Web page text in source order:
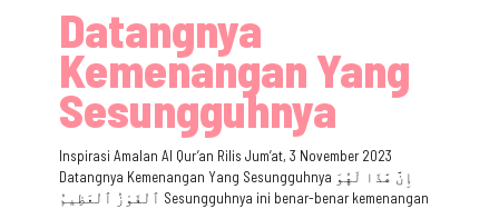
Datangnya
Kemenangan Yang
Sesungguhnya
Inspirasi Amalan Al Qur’an Rilis Jum’at, 3 November 2023
Datangnya Kemenangan Yang Sesungguhnya إِنَّ هَٰذَا لَهُوَ
ٱلْفَوْزُ ٱلْعَظِيمُ Sesungguhnya ini benar-benar kemenangan